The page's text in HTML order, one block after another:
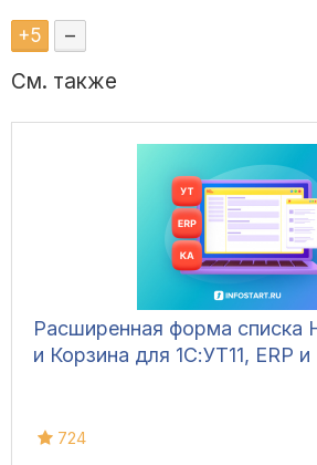
+5 –
См. также
Расширенная форма списка
и Корзина для 1С:УТ11, ERP
724